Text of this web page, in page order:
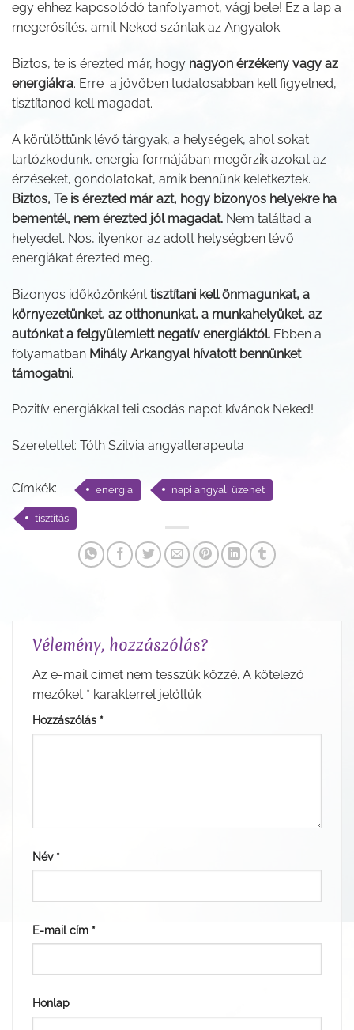
egy ehhez kapcsolódó tanfolyamot, vágj bele! Ez a lap a
megerősítés, amit Neked szántak az Angyalok.
Biztos, te is érezted már, hogy nagyon érzékeny vagy az
energiákra. Erre a jövőben tudatosabban kell figyelned,
tisztítanod kell magadat.
A körülöttünk lévő tárgyak, a helységek, ahol sokat
tartózkodunk, energia formájában megőrzik azokat az
érzéseket, gondolatokat, amik bennünk keletkeztek.
Biztos, Te is érezted már azt, hogy bizonyos helyekre ha
bementél, nem érezted jól magadat. Nem találtad a
helyedet. Nos, ilyenkor az adott helységben lévő
energiákat érezted meg.
Bizonyos időközönként tisztítani kell önmagunkat, a
környezetünket, az otthonunkat, a munkahelyüket, az
autónkat a felgyülemlett negatív energiáktól. Ebben a
folyamatban Mihály Arkangyal hívatott bennünket
támogatni.
Pozitív energiákkal teli csodás napot kívánok Neked!
Szeretettel: Tóth Szilvia angyalterapeuta
Címkék: energia napi angyali üzenet
tisztítás
Vélemény, hozzászólás?
Az e-mail címet nem tesszük közzé. A kötelező
mezőket * karakterrel jelöltük
Hozzászólás *
Név *
E-mail cím *
Honlap